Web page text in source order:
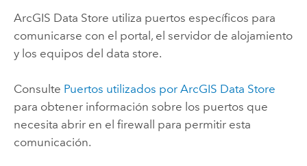
ArcGIS Data Store utiliza puertos específicos para
comunicarse con el portal, el servidor de alojamiento
y los equipos del data store.
Consulte Puertos utilizados por ArcGIS Data Store
para obtener información sobre los puertos que
necesita abrir en el firewall para permitir esta
comunicación.